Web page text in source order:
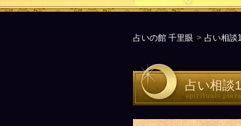
占いの館 千里眼 占い相談
占い相談